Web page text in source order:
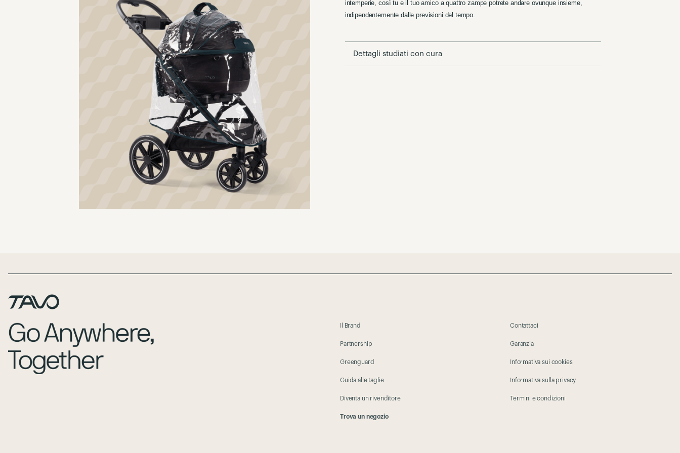
intemperie, così tu e il tuo amico a quattro zampe potrete andare ovunque insieme,
indipendentemente dalle previsioni del tempo.
Dettagli studiati con cura
Page Footer
Il Brand
Partnership
Greenguard
Guida alle taglie
Diventa un rivenditore
Trova un negozio
Contattaci
Garanzia
Informativa sui cookies
Informativa sulla privacy
Termini e condizioni